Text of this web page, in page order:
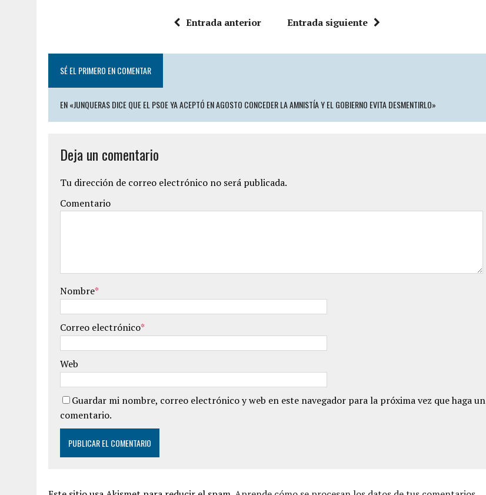
Entrada anterior Entrada siguiente
SÉ EL PRIMERO EN COMENTAR
EN «JUNQUERAS DICE QUE EL PSOE YA ACEPTÓ EN AGOSTO CONCEDER LA AMNISTÍA Y EL GOBIERNO EVITA DESMENTIRLO»
Deja un comentario
Tu dirección de correo electrónico no será publicada.
Comentario
Nombre*
Correo electrónico*
Web
Guardar mi nombre, correo electrónico y web en este navegador para la próxima vez que haga un
comentario.